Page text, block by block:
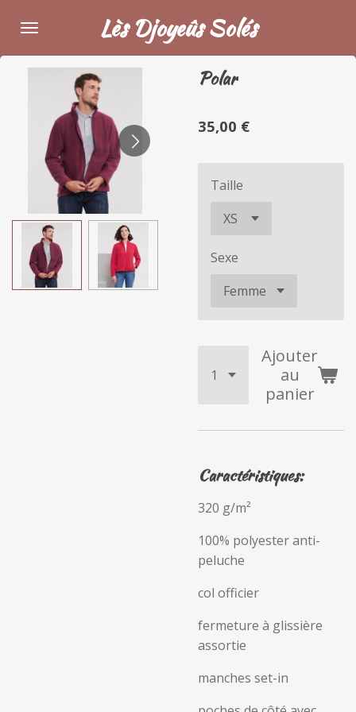
au
contenu
Lès Djoyeûs Solés
Polar
35,00 €
Taille
Sexe
Ajouter
au
panier
Caractéristiques:
320 g/m²
100% polyester anti-
peluche
col officier
fermeture à glissière
assortie
manches set-in